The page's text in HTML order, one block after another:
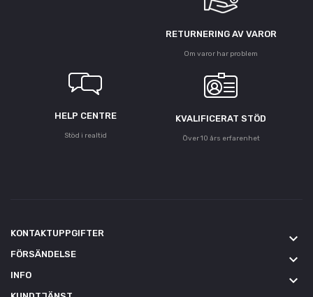
RETURNERING AV VAROR
Om varor har problem
HELP CENTRE
Stöd i realtid
KVALIFICERAT STÖD
Över 10 års erfarenhet
KONTAKTUPPGIFTER keyboard_arrow_down
FÖRSÄNDELSE keyboard_arrow_down
INFO keyboard_arrow_down